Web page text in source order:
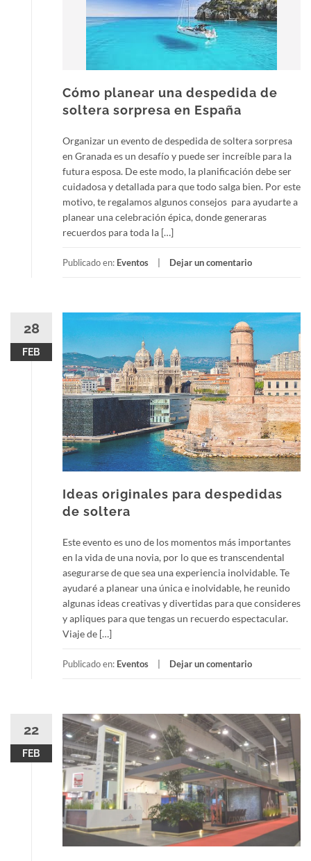
Cómo planear una despedida de
soltera sorpresa en España
Organizar un evento de despedida de soltera sorpresa
en Granada es un desafío y puede ser increíble para la
futura esposa. De este modo, la planificación debe ser
cuidadosa y detallada para que todo salga bien. Por este
motivo, te regalamos algunos consejos para ayudarte a
planear una celebración épica, donde generaras
recuerdos para toda la […]
Publicado en: Eventos Dejar un comentario
28
FEB
Ideas originales para despedidas
de soltera
Este evento es uno de los momentos más importantes
en la vida de una novia, por lo que es transcendental
asegurarse de que sea una experiencia inolvidable. Te
ayudaré a planear una única e inolvidable, he reunido
algunas ideas creativas y divertidas para que consideres
y apliques para que tengas un recuerdo espectacular.
Viaje de […]
Publicado en: Eventos Dejar un comentario
22
FEB